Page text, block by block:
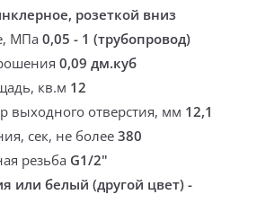
розеткой вниз
МПа 0,05 - 1 (трубопровод)
0,09 дм.куб
кв.м 12
выходного отверстия, мм 12,1
сек, не более 380
резьба G1/2"
или белый (другой цвет) -